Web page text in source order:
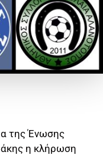
της Ένωσης
η κλήρωση